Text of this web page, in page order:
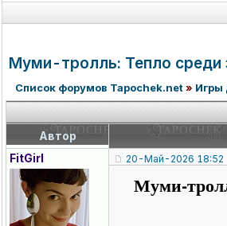
Муми-тролль: Тепло среди
Список форумов Tapochek.net» Игры
Автор
FitGirl
20-Май-2026 18:52
Муми-